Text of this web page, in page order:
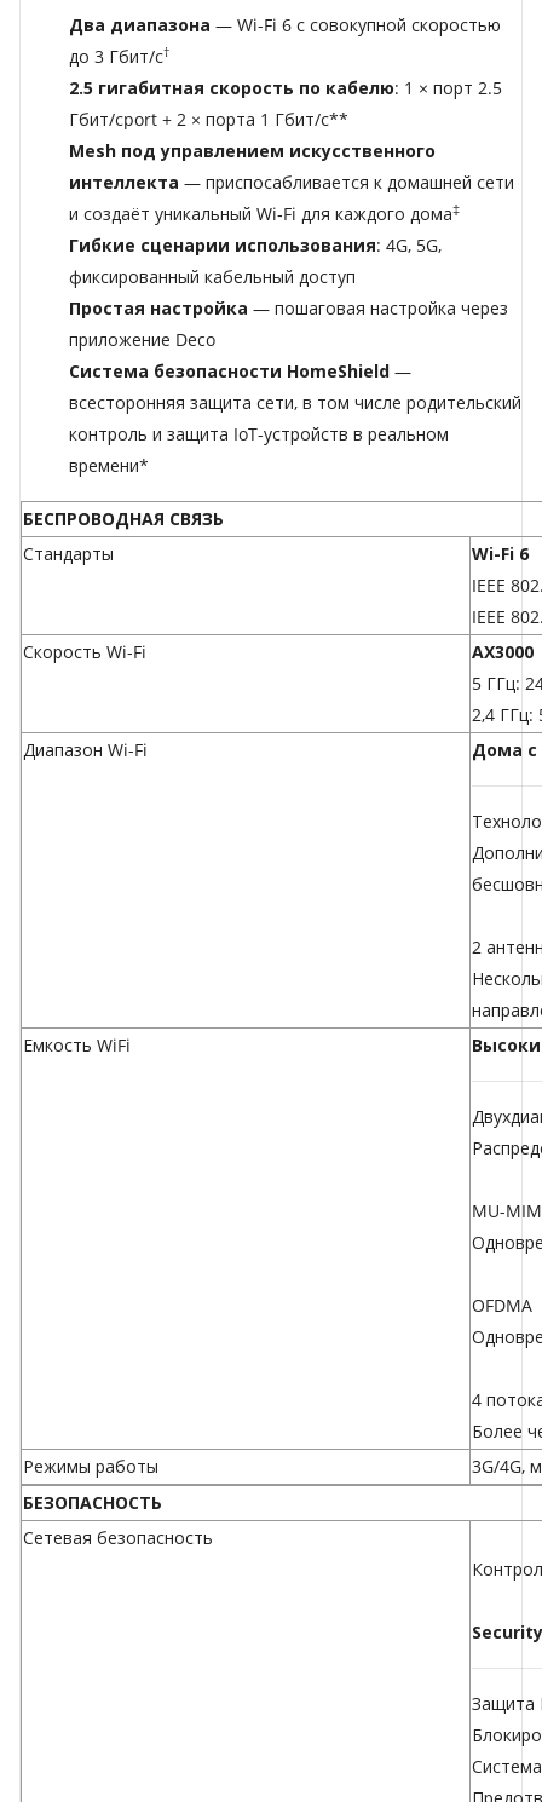
Два диапазона — Wi-Fi 6 с совокупной скоростью
до 3 Гбит/с†
2.5 гигабитная скорость по кабелю: 1 × порт 2.5
Гбит/сport + 2 × порта 1 Гбит/с**
Mesh под управлением искусственного
интеллекта — приспосабливается к домашней сети
и создаёт уникальный Wi‑Fi для каждого дома‡
Гибкие сценарии использования: 4G, 5G,
фиксированный кабельный доступ
Простая настройка — пошаговая настройка через
приложение Deco
Система безопасности HomeShield —
всесторонняя защита сети, в том числе родительский
контроль и защита IoT-устройств в реальном
времени*
БЕСПРОВОДНАЯ СВЯЗЬ
Стандарты
Wi-Fi 6
IEEE
IEEE
Скорость Wi-Fi
AX3000
5 ГГц:
2,4 ГГц:
Диапазон Wi-Fi
Дома с
2
Емкость WiFi
MU-
OFDMA
4
Более
Режимы работы
3G/4G,
БЕЗОПАСНОСТЬ
Сетевая безопасность
Security
Защита